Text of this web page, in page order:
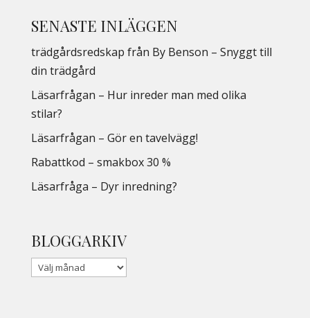
SENASTE INLÄGGEN
trädgårdsredskap från By Benson – Snyggt till
din trädgård
Läsarfrågan – Hur inreder man med olika
stilar?
Läsarfrågan – Gör en tavelvägg!
Rabattkod – smakbox 30 %
Läsarfråga – Dyr inredning?
BLOGGARKIV